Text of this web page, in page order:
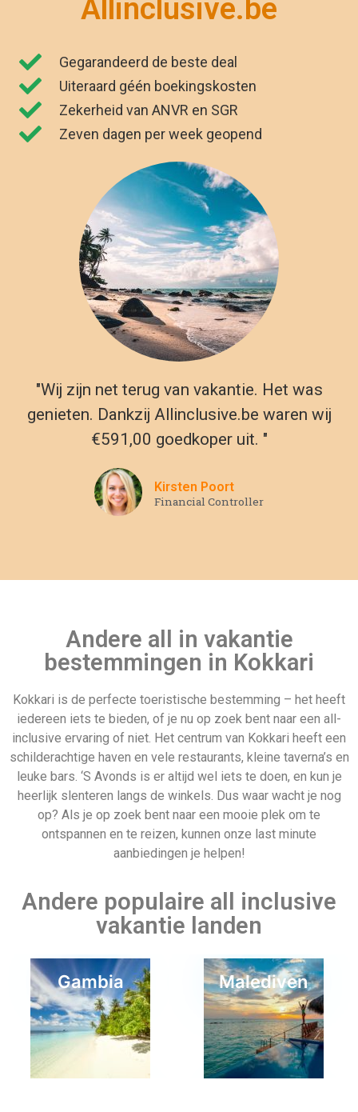
Allinclusive.be
Gegarandeerd de beste deal
Uiteraard géén boekingskosten
Zekerheid van ANVR en SGR
Zeven dagen per week geopend
"Wij zijn net terug van vakantie. Het was
genieten. Dankzij Allinclusive.be waren wij
€591,00 goedkoper uit. "
Kirsten Poort
Financial Controller
Andere all in vakantie
bestemmingen in Kokkari
Kokkari is de perfecte toeristische bestemming – het heeft
iedereen iets te bieden, of je nu op zoek bent naar een all-
inclusive ervaring of niet. Het centrum van Kokkari heeft een
schilderachtige haven en vele restaurants, kleine taverna’s en
leuke bars. ‘S Avonds is er altijd wel iets te doen, en kun je
heerlijk slenteren langs de winkels. Dus waar wacht je nog
op? Als je op zoek bent naar een mooie plek om te
ontspannen en te reizen, kunnen onze last minute
aanbiedingen je helpen!
Andere populaire all inclusive
vakantie landen
Gambia Malediven